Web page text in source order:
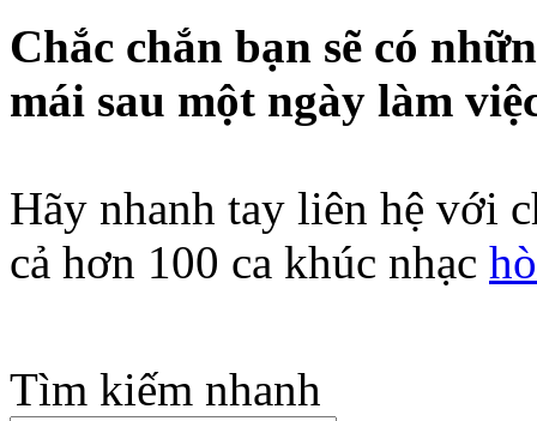
Chắc chắn bạn sẽ có
mái sau một ngày làm
Hãy nhanh tay liên hệ với
cả hơn 100 ca khúc nhạc
Tìm kiếm nhanh